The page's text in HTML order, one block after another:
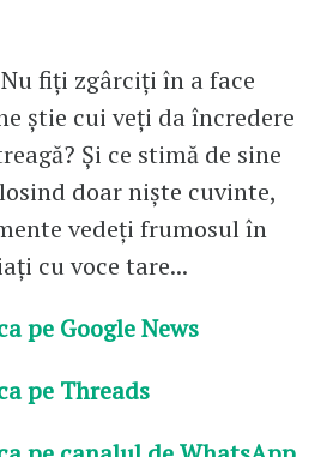
fiți zgârciți în a face
știe cui veți da încredere
Și ce stimă de sine
doar niște cuvinte,
vedeți frumosul în
cu voce tare...
pe Google News
pe Threads